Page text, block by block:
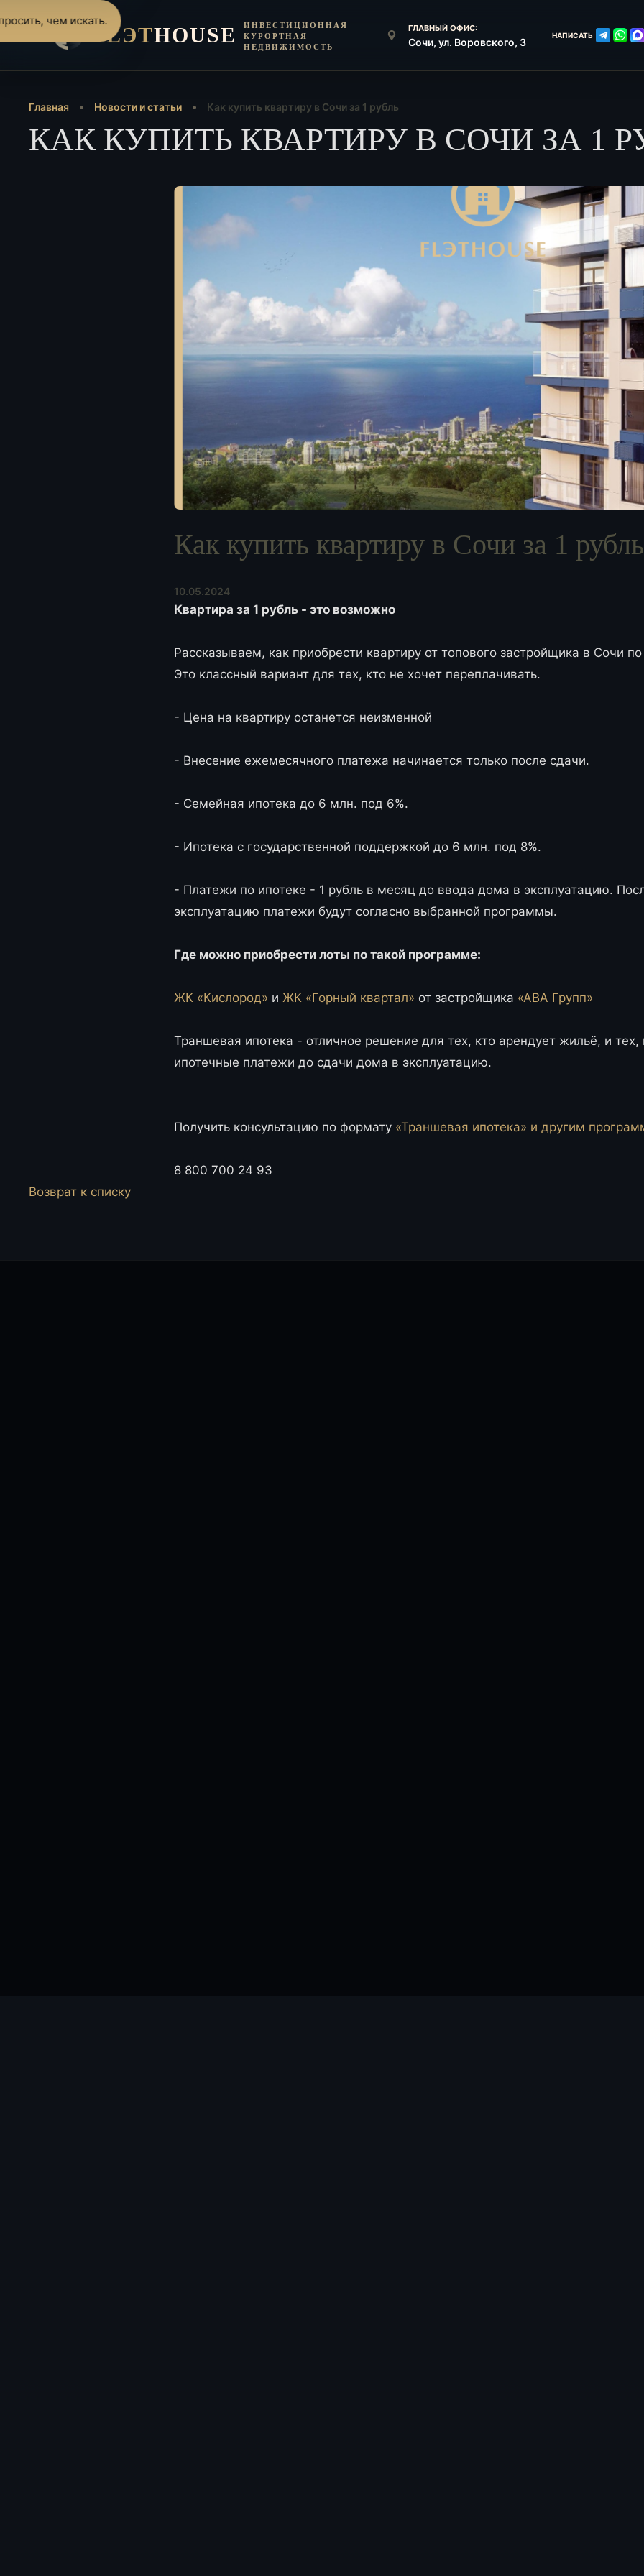
FLЭTHOUSE
ИНВЕСТИЦИОННАЯ
КУРОРТНАЯ
НЕДВИЖИМОСТЬ
ГЛАВНЫЙ ОФИС:
Сочи, ул. Воровского, 3
НАПИСАТЬ
Главная Новости и статьи Как купить квартиру в Сочи за 1 рубль
КАК КУПИТЬ КВАРТИРУ В СОЧИ ЗА 1
Как купить квартиру в Сочи за 1 рубль
10.05.2024
Квартира за 1 рубль - это возможно
Рассказываем, как приобрести квартиру от топового застройщика в Сочи
Это классный вариант для тех, кто не хочет переплачивать.
- Цена на квартиру останется неизменной
- Внесение ежемесячного платежа начинается только после сдачи.
- Семейная ипотека до 6 млн. под 6%.
- Ипотека с государственной поддержкой до 6 млн. под 8%.
- Платежи по ипотеке - 1 рубль в месяц до ввода дома в эксплуатацию.
эксплуатацию платежи будут согласно выбранной программы.
Где можно приобрести лоты по такой программе:
ЖК «Кислород» и ЖК «Горный квартал» от застройщика «АВА Групп»
Траншевая ипотека - отличное решение для тех, кто арендует жильё, и тех,
ипотечные платежи до сдачи дома в эксплуатацию.
Получить консультацию по формату «Траншевая ипотека» и другим
8 800 700 24 93
Возврат к списку
чем искать.